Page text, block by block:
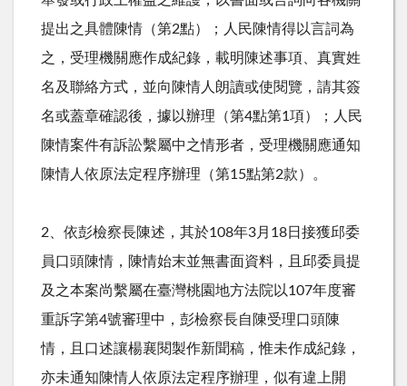
提出之具體陳情（第2點）；人民陳情得以言詞為
之，受理機關應作成紀錄，載明陳述事項、真實姓
名及聯絡方式，並向陳情人朗讀或使閱覽，請其簽
名或蓋章確認後，據以辦理（第4點第1項）；人民
陳情案件有訴訟繫屬中之情形者，受理機關應通知
陳情人依原法定程序辦理（第15點第2款）。
2、依彭檢察長陳述，其於108年3月 18日接獲邱委
員口頭陳情，陳情始末並無書面資料，且邱委員提
及之本案尚繫屬在臺灣桃園地方法院以107年度審
重訴字第4號審理中，彭檢察長自陳受理口頭陳
情，且口述讓楊襄閱製作新聞稿，惟未作成紀錄，
亦未通知陳情人依原法定程序辦理，似有違上開